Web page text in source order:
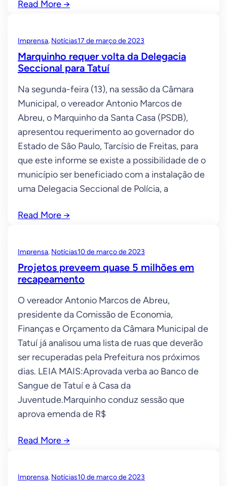
Read More →
Imprensa, Notícias17 de março de 2023
Marquinho requer volta da Delegacia
Seccional para Tatuí
Na segunda-feira (13), na sessão da Câmara
Municipal, o vereador Antonio Marcos de
Abreu, o Marquinho da Santa Casa (PSDB),
apresentou requerimento ao governador do
Estado de São Paulo, Tarcísio de Freitas, para
que este informe se existe a possibilidade de o
município ser beneficiado com a instalação de
uma Delegacia Seccional de Polícia, a
Read More →
Imprensa, Notícias10 de março de 2023
Projetos preveem quase 5 milhões em
recapeamento
O vereador Antonio Marcos de Abreu,
presidente da Comissão de Economia,
Finanças e Orçamento da Câmara Municipal de
Tatuí já analisou uma lista de ruas que deverão
ser recuperadas pela Prefeitura nos próximos
dias. LEIA MAIS:Aprovada verba ao Banco de
Sangue de Tatuí e à Casa da
Juventude.Marquinho conduz sessão que
aprova emenda de R$
Read More →
Imprensa, Notícias10 de março de 2023